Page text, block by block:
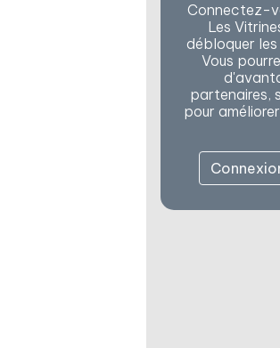
Connectez-
Les
débloquer
Vous
partenaires,
pour